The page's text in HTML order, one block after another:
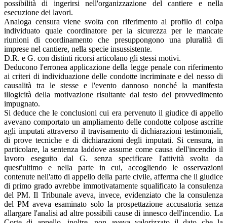
possibilità di ingerirsi nell'organizzazione del cantiere e nella
esecuzione dei lavori.
Analoga censura viene svolta con riferimento al profilo di colpa
individuato quale coordinatore per la sicurezza per le mancate
riunioni di coordinamento che presuppongono una pluralità di
imprese nel cantiere, nella specie insussistente.
D.R. e G. con distinti ricorsi articolano gli stessi motivi.
Deducono l'erronea applicazione della legge penale con riferimento
ai criteri di individuazione delle condotte incriminate e del nesso di
causalità tra le stesse e l'evento dannoso nonché la manifesta
illogicità della motivazione risultante dal testo del provvedimento
impugnato.
Si deduce che le conclusioni cui era pervenuto il giudice di appello
avevano comportato un ampliamento delle condotte colpose ascritte
agli imputati attraverso il travisamento di dichiarazioni testimoniali,
di prove tecniche e di dichiarazioni degli imputati. Si censura, in
particolare, la sentenza laddove assume come causa dell'incendio il
lavoro eseguito dal G. senza specificare l'attività svolta da
quest'ultimo e nella parte in cui, accogliendo le osservazioni
contenute nell'atto di appello della parte civile, afferma che il giudice
di primo grado avrebbe immotivatamente squalificato la consulenza
del PM. Il Tribunale aveva, invece, evidenziato che la consulenza
del PM aveva esaminato solo la prospettazione accusatoria senza
allargare l'analisi ad altre possibili cause di innesco dell'incendio. La